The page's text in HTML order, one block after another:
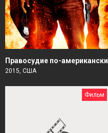
Правосудие по-американски
2015, США
Фильм